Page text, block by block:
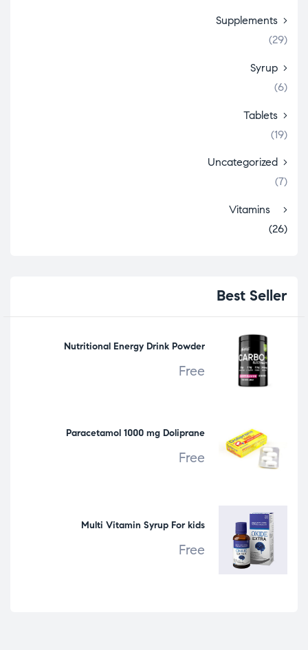
Supplements
(29)
Syrup
(6)
Tablets
(19)
Uncategorized
(7)
Vitamins
(26)
Best Seller
Nutritional Energy Drink Powder
Free
Paracetamol 1000 mg Doliprane
Free
Multi Vitamin Syrup For kids
Free